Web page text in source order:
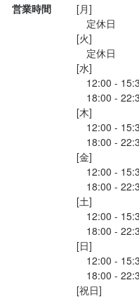
営業時間
[月]
定休日
[火]
定休日
[水]
12:00 -
18:00 -
[木]
12:00 -
18:00 -
[金]
12:00 -
18:00 -
[土]
12:00 -
18:00 -
[日]
12:00 -
18:00 -
[祝日]